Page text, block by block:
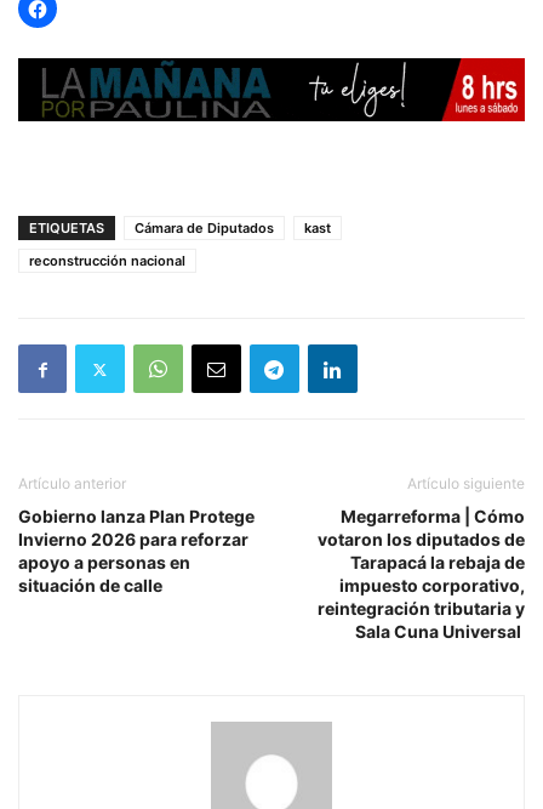
ETIQUETAS Cámara de Diputados
kast
reconstrucción nacional
Artículo anterior
Gobierno lanza Plan Protege
Invierno 2026 para reforzar
apoyo a personas en
situación de calle
Artículo siguiente
Megarreforma | Cómo
votaron los diputados de
Tarapacá la rebaja de
impuesto corporativo,
reintegración tributaria y
Sala Cuna Universal